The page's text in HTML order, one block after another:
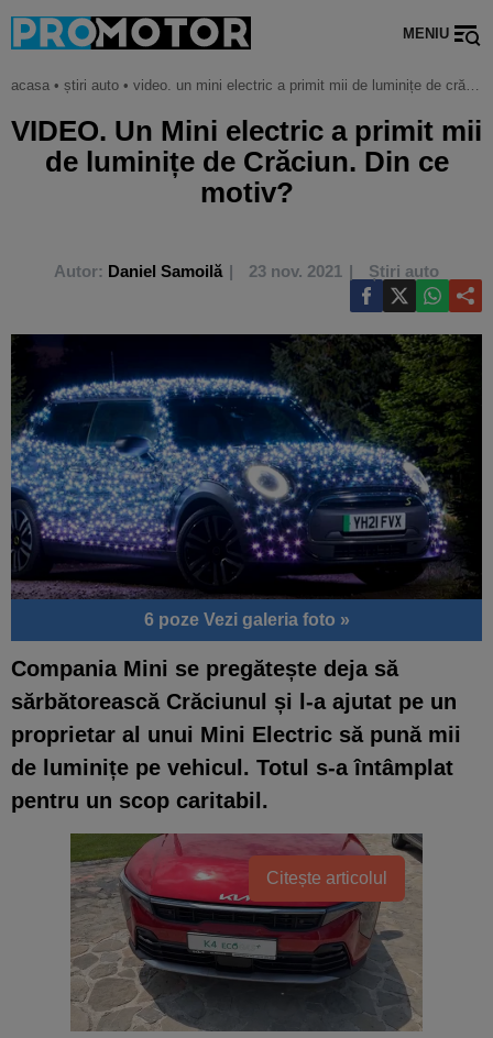
MENIU
acasa • știri auto • video. un mini electric a primit mii de luminițe de crăciun. din ce motiv?
VIDEO. Un Mini electric a primit mii
de luminițe de Crăciun. Din ce
motiv?
Autor: Daniel Samoilă 23 nov. 2021 Știri auto
6 poze Vezi galeria foto »
Compania Mini se pregătește deja să
sărbătorească Crăciunul și l-a ajutat pe un
proprietar al unui Mini Electric să pună mii
de luminițe pe vehicul. Totul s-a întâmplat
pentru un scop caritabil.
Citește articolul